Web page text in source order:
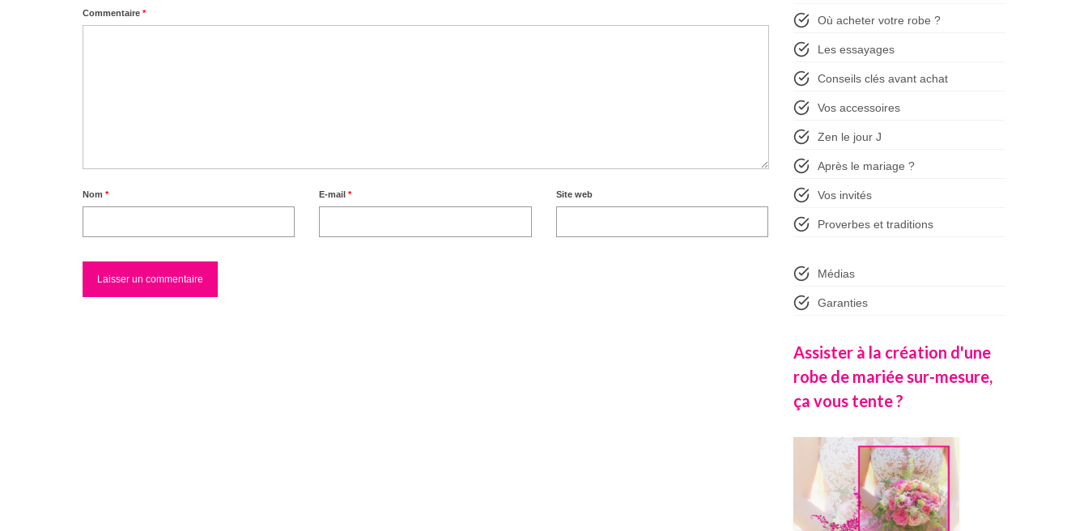
Commentaire *
Nom * E-mail* Site web
Où acheter votre robe ?
Les essayages
Conseils clés avant achat
Vos accessoires
Zen le jour J
Après le mariage ?
Vos invités
Proverbes et traditions
Médias
Garanties
Assister à la création d'une
robe de mariée sur-mesure,
ça vous tente ?